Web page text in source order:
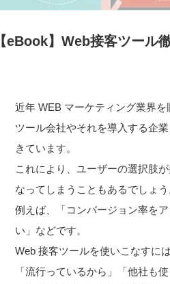
【eBook】Web接客ツール
近年 WEB マーケティング業界を
ツール会社やそれを導入する企
きています。
これにより、ユーザーの選択肢
なってしまうこともあるでしょう
例えば、「コンバージョン率を
い」などです。
Web 接客ツールを使いこなすに
「流行っているから」「他社も